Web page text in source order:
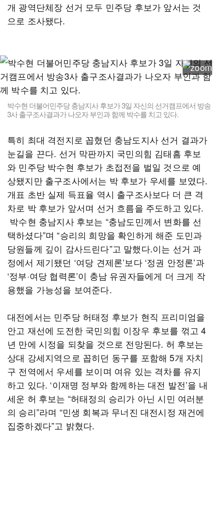
개 광역단체장 선거 모두 민주당 후보가 앞서는 것
으로 조사됐다.
박수현 더불어민주당 충남지사 후보가 3일 자신의 선거캠프에서 방송
3사 출구조사결과가 나오자 부인과 함께 박수를 치고 있다.
특히 최대 격전지로 꼽혔던 충남도지사 선거 결과가
눈길을 끈다. 선거 막판까지 국민의힘 김태흠 후보
와 민주당 박수현 후보가 초접전을 벌일 것으로 예
상됐지만 출구조사에서는 박 후보가 우세를 보였다.
개표 초반 실제 득표율 역시 출구조사보다 더 큰 격
차로 박 후보가 앞서며 선거 흐름을 주도하고 있다.
박수현 충남지사 후보는 “충남도민께서 변화를 선
택하셨다”며 “승리의 희망을 확인하게 해준 도민과
당원들께 깊이 감사드린다”고 말했다.이는 선거 과
정에서 제기됐던 ‘여당 견제론’보다 ‘정권 안정론’과
‘정부·여당 협력론’이 충남 유권자들에게 더 크게 작
용했을 가능성을 보여준다.
대전에서는 민주당 허태정 후보가 현직 프리미엄을
안고 재선에 도전한 국민의힘 이장우 후보를 꺾고 4
년 만에 시정을 되찾을 것으로 전망된다. 허 후보는
상대 강세지역으로 꼽히던 동구를 포함해 5개 자치
구 전역에서 우세를 보이며 여유 있는 격차를 유지
하고 있다. ‘이재명 정부와 함께하는 대전 발전’을 내
세운 허 후보는 “허태정의 승리가 아닌 시민 여러분
의 승리”라며 “민생 회복과 무너진 대전시정 재건에
집중하겠다”고 밝혔다.